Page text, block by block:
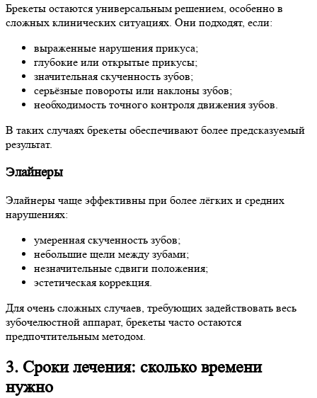
Брекеты остаются универсальным решением, особенно в
сложных клинических ситуациях. Они подходят, если:
выраженные нарушения прикуса;
глубокие или открытые прикусы;
значительная скученность зубов;
серьёзные повороты или наклоны зубов;
необходимость точного контроля движения зубов.
В таких случаях брекеты обеспечивают более предсказуемый
результат.
Элайнеры
Элайнеры чаще эффективны при более лёгких и средних
нарушениях:
умеренная скученность зубов;
небольшие щели между зубами;
незначительные сдвиги положения;
эстетическая коррекция.
Для очень сложных случаев, требующих задействовать весь
зубочелюстной аппарат, брекеты часто остаются
предпочтительным методом.
3. Сроки лечения: сколько времени
нужно